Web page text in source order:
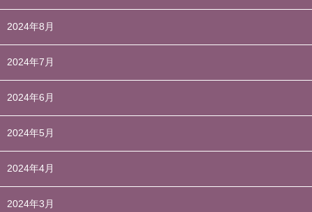
2024年8月
2024年7月
2024年6月
2024年5月
2024年4月
2024年3月